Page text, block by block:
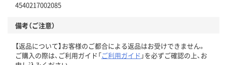
4540217002085
備考（ご注意）
【返品について】お客様のご都合による返品はお受けできません。
ご購入の際は、ご利用ガイド「ご利用ガイド 」を必ずご確認の上、お